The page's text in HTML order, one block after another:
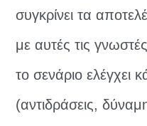
συγκρίνει τα
με αυτές τις
το σενάριο ελέγχει
(αντιδράσεις,